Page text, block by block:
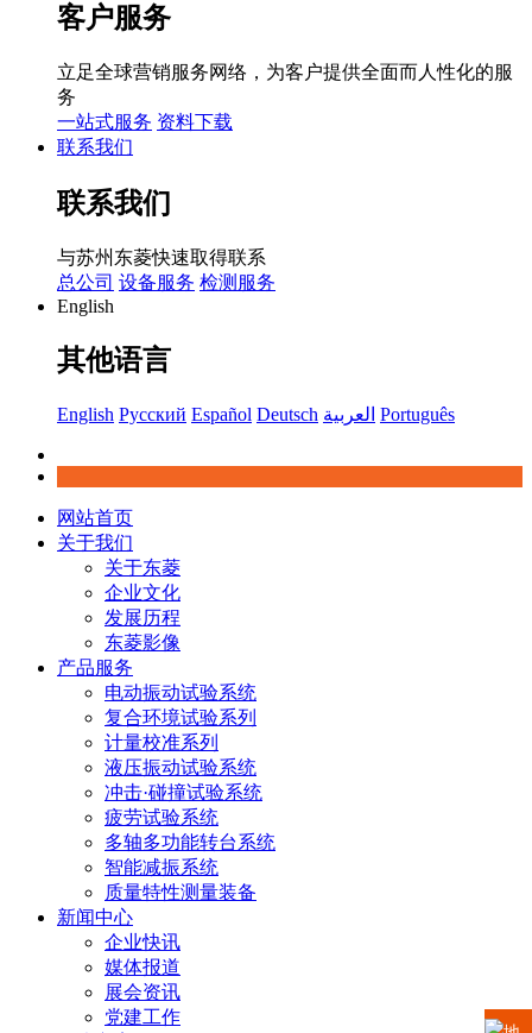
客户服务
立足全球营销服务网络，为客户提供全面而人性化的服
务
一站式服务 资料下载
联系我们
联系我们
与苏州东菱快速取得联系
总公司 设备服务 检测服务
English
其他语言
English Русский Español Deutsch العربية Português
网站首页
关于我们
关于东菱
企业文化
发展历程
东菱影像
产品服务
电动振动试验系统
复合环境试验系列
计量校准系列
液压振动试验系统
冲击·碰撞试验系统
疲劳试验系统
多轴多功能转台系统
智能减振系统
质量特性测量装备
新闻中心
企业快讯
媒体报道
展会资讯
党建工作